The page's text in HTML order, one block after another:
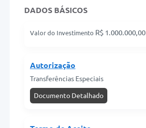
Enquete
Jornal
Contato
DADOS BÁSICOS
Valor do Investimento R$ 1.000.000,00
Autorização
Transferências Especiais
Documento Detalhado